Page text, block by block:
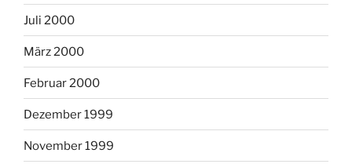
Juli 2000
März 2000
Februar 2000
Dezember 1999
November 1999